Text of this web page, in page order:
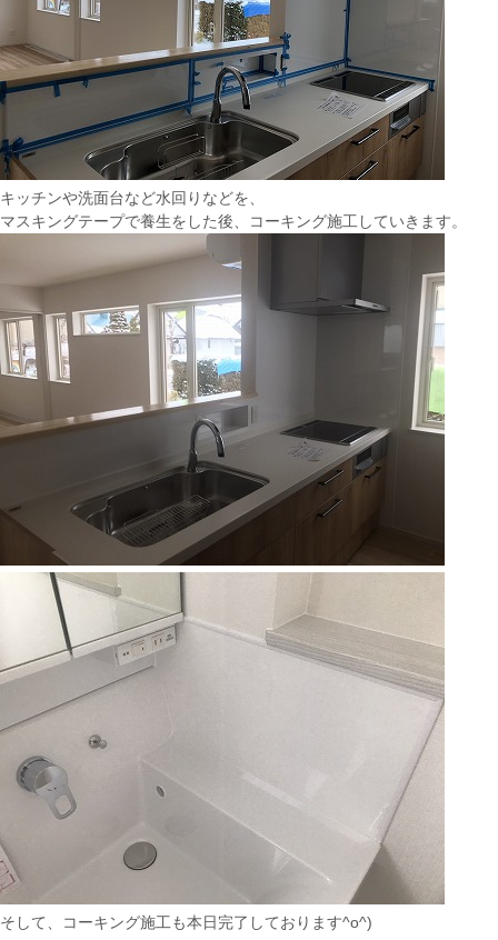
キッチンや洗面台など水回りなどを、
マスキングテープで養生をした後、コーキング施工していきます。
そして、コーキング施工も本日完了しております^o^)